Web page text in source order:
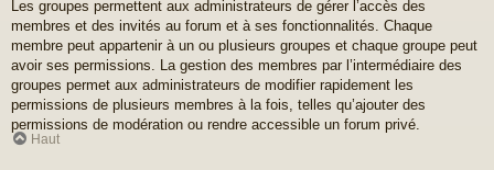
Les groupes permettent aux administrateurs de gérer l’accès des
membres et des invités au forum et à ses fonctionnalités. Chaque
membre peut appartenir à un ou plusieurs groupes et chaque groupe peut
avoir ses permissions. La gestion des membres par l’intermédiaire des
groupes permet aux administrateurs de modifier rapidement les
permissions de plusieurs membres à la fois, telles qu’ajouter des
permissions de modération ou rendre accessible un forum privé.
Haut